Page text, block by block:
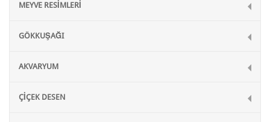
MEYVE RESİMLERİ
GÖKKUŞAĞI
AKVARYUM
ÇİÇEK DESEN